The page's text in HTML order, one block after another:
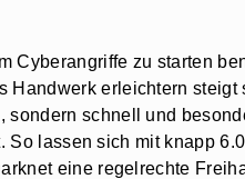
Cyberangriffe zu starten
Handwerk erleichtern steigt
schnell und
So lassen sich mit knapp
eine regelrechte